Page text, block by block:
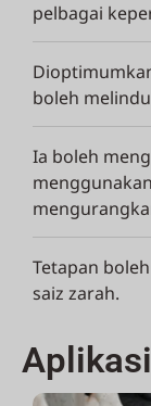
pelbagai
boleh
Ia boleh
Tetapan
saiz zarah.
Aplikasi